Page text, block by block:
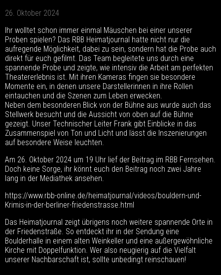
26. Oktober 2024
Ihr wolltet schon immer einmal Mäuschen bei einer unserer
Proben spielen? Das RBB Heimatjournal hatte nicht nur die
aufregende Möglichkeit, dabei zu sein, sondern hat die Probe auch
direkt für euch gefilmt. Das Team begleitete uns durch eine
spannende Probe und zeigte, wie intensiv die Arbeit am perfekten
Theatererlebnis ist. Mit ihren Kameras fingen sie besondere
Momente ein, in denen unsere Darstellerinnen in ihre Rollen
eintauchen und die Szenen zum Leben erwecken.
Neben dem besonderen Blick von der Bühne aus wurde auch das
Stellwerk besucht und die Aussicht von oben auf die Bühne
gezeigt. Unser Technischer Leiter Frank gibt Einblicke in das
Zusammenspiel von Ton und Licht und lässt die Inszenierungen
auf besondere Weise leuchten.
Am 26. Oktober 2024 um 19 Uhr lief der Beitrag im RBB Fernsehen.
Doch keine Sorge, ihr könnt euch den Beitrag noch zwei Jahre
lang in der Mediathek ansehen.
https://www.rbb-online.de/heimatjournal/videos/bouldern-und-
Krimis-in-der-berliner-friedenstrasse.html
Das Heimatjournal zeigt übrigens noch weitere spannende Orte in
der Friedenstraße. So entdeckt ihr in der Sendung eine
Boulderhalle in einem alten Weinkeller und eine außergewöhnliche
Kirche mit Doppelfunktion. Wer also neugierig auf die Vielfalt
unserer Nachbarschaft ist, sollte unbedingt reinschauen!